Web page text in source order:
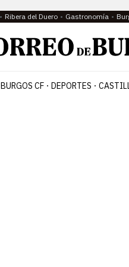
Ribera del Duero Gastronomía
BURGOS CF DEPORTES